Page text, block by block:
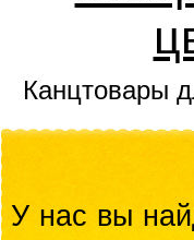
Канцтовары
У нас вы